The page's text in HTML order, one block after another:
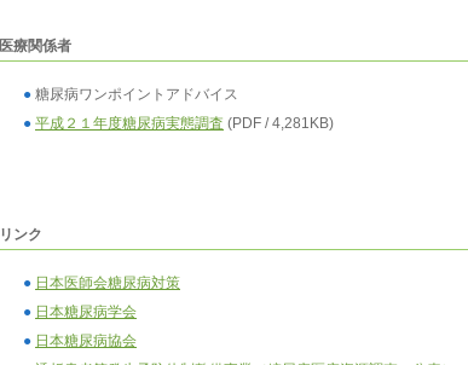
医療関係者
● 糖尿病ワンポイントアドバイス
● 平成２１年度糖尿病実態調査 (PDF / 4,281KB)
リンク
● 日本医師会糖尿病対策
● 日本糖尿病学会
● 日本糖尿病協会